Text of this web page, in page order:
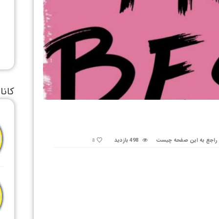
راجع به این صفحه چیست 498 بازدید 8